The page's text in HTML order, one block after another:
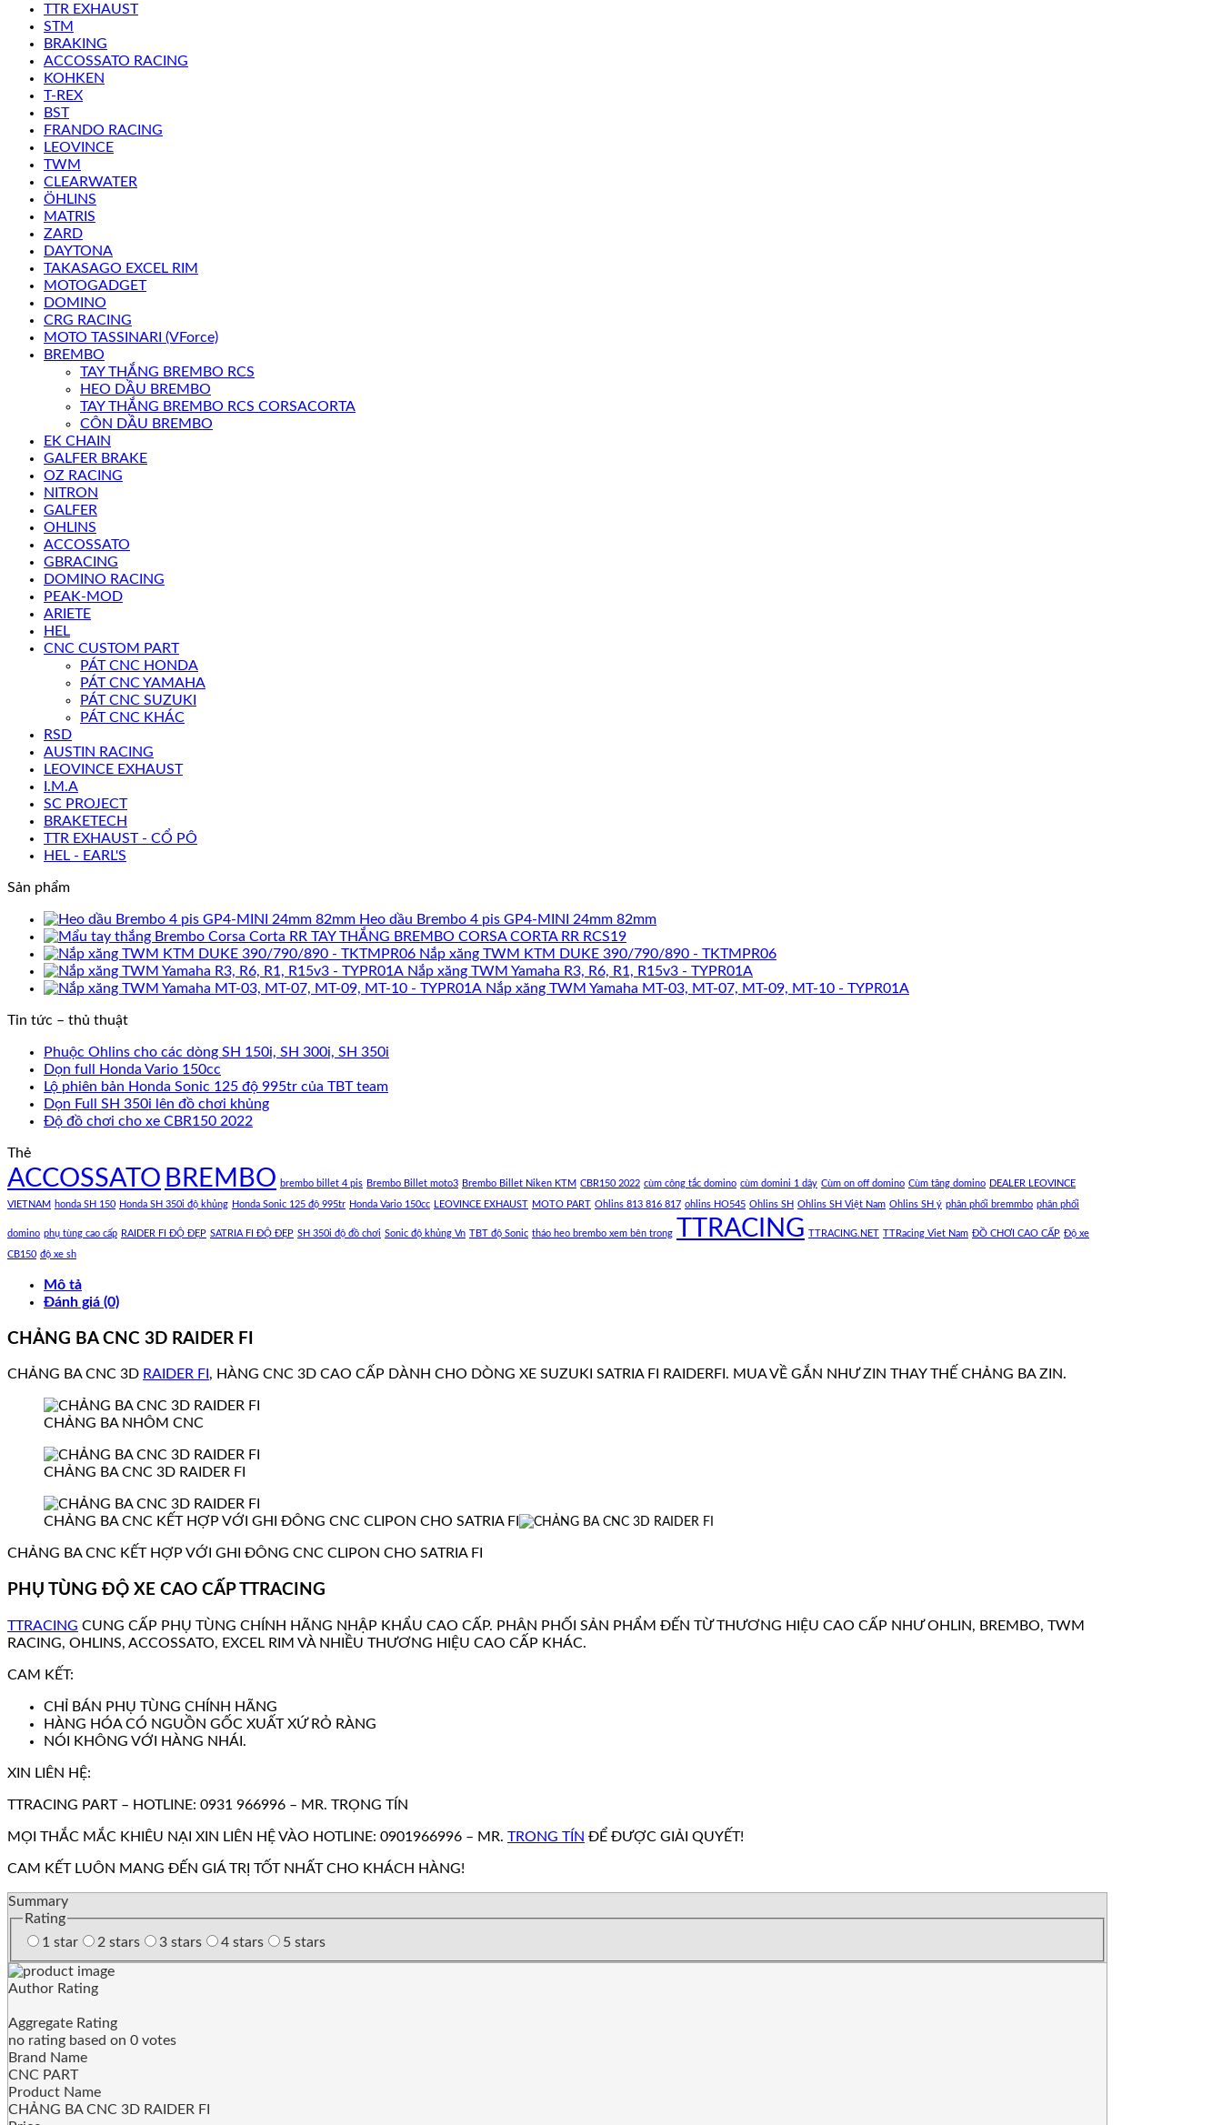
TTR EXHAUST
STM
BRAKING
ACCOSSATO RACING
KOHKEN
T-REX
BST
FRANDO RACING
LEOVINCE
TWM
CLEARWATER
ÖHLINS
MATRIS
ZARD
DAYTONA
TAKASAGO EXCEL RIM
MOTOGADGET
DOMINO
CRG RACING
MOTO TASSINARI (VForce)
BREMBO
TAY THẮNG BREMBO RCS
HEO DẦU BREMBO
TAY THẮNG BREMBO RCS CORSACORTA
CÔN DẦU BREMBO
EK CHAIN
GALFER BRAKE
OZ RACING
NITRON
GALFER
OHLINS
ACCOSSATO
GBRACING
DOMINO RACING
PEAK-MOD
ARIETE
HEL
CNC CUSTOM PART
PÁT CNC HONDA
PÁT CNC YAMAHA
PÁT CNC SUZUKI
PÁT CNC KHÁC
RSD
AUSTIN RACING
LEOVINCE EXHAUST
I.M.A
SC PROJECT
BRAKETECH
TTR EXHAUST - CỔ PÔ
HEL - EARL'S
Sản phẩm
Heo dầu Brembo 4 pis GP4-MINI 24mm 82mm
TAY THẮNG BREMBO CORSA CORTA RR RCS19
Nắp xăng TWM KTM DUKE 390/790/890 - TKTMPR06
Nắp xăng TWM Yamaha R3, R6, R1, R15v3 - TYPR01A
Nắp xăng TWM Yamaha MT-03, MT-07, MT-09, MT-10 - TYPR01A
Tin tức – thủ thuật
Phuộc Ohlins cho các dòng SH 150i, SH 300i, SH 350i
Dọn full Honda Vario 150cc
Lộ phiên bản Honda Sonic 125 độ 995tr của TBT team
Dọn Full SH 350i lên đồ chơi khủng
Độ đồ chơi cho xe CBR150 2022
Thẻ
ACCOSSATO BREMBO brembo billet 4 pis Brembo Billet moto3 Brembo Billet Niken KTM CBR150 2022 cùm công tắc domino cùm domini 1 dây Cùm on off domino Cùm tăng domino DEALER LEOVINCE
VIETNAM honda SH 150 Honda SH 350i độ khủng Honda Sonic 125 độ 995tr Honda Vario 150cc LEOVINCE EXHAUST MOTO PART Ohlins 813 816 817 ohlins HO545 Ohlins SH Ohlins SH Việt Nam Ohlins SH ý phân phối bremmbo phân phối
domino phụ tùng cao cấp RAIDER FI ĐỘ ĐẸP SATRIA FI ĐỘ ĐẸP SH 350i độ đồ chơi Sonic độ khủng Vn TBT độ Sonic tháo heo brembo xem bên trong TTRACING TTRACING.NET TTRacing Viet Nam ĐỒ CHƠI CAO CẤP Độ xe
CB150 độ xe sh
Mô tả
Đánh giá (0)
CHẢNG BA CNC 3D RAIDER FI
CHẢNG BA CNC 3D RAIDER FI , HÀNG CNC 3D CAO CẤP DÀNH CHO DÒNG XE SUZUKI SATRIA FI RAIDERFI. MUA VỀ GẮN NHƯ ZIN THAY THẾ CHẢNG BA ZIN.
CHẢNG BA NHÔM CNC
CHẢNG BA CNC 3D RAIDER FI
CHẢNG BA CNC KẾT HỢP VỚI GHI ĐÔNG CNC CLIPON CHO SATRIA FI
CHẢNG BA CNC KẾT HỢP VỚI GHI ĐÔNG CNC CLIPON CHO SATRIA FI
PHỤ TÙNG ĐỘ XE CAO CẤP TTRACING
TTRACING CUNG CẤP PHỤ TÙNG CHÍNH HÃNG NHẬP KHẨU CAO CẤP. PHÂN PHỐI SẢN PHẨM ĐẾN TỪ THƯƠNG HIỆU CAO CẤP NHƯ OHLIN, BREMBO, TWM
RACING, OHLINS, ACCOSSATO, EXCEL RIM VÀ NHIỀU THƯƠNG HIỆU CAO CẤP KHÁC.
CAM KẾT:
CHỈ BÁN PHỤ TÙNG CHÍNH HÃNG
HÀNG HÓA CÓ NGUỒN GỐC XUẤT XỨ RỎ RÀNG
NÓI KHÔNG VỚI HÀNG NHÁI.
XIN LIÊN HỆ:
TTRACING PART – HOTLINE: 0931 966996 – MR. TRỌNG TÍN
MỌI THẮC MẮC KHIÊU NẠI XIN LIÊN HỆ VÀO HOTLINE: 0901966996 – MR. TRONG TÍN ĐỂ ĐƯỢC GIẢI QUYẾT!
CAM KẾT LUÔN MANG ĐẾN GIÁ TRỊ TỐT NHẤT CHO KHÁCH HÀNG!
Summary
Rating
1 star
2 stars 3 stars 4 stars 5 stars
Author Rating
Aggregate Rating
no rating based on 0 votes
Brand Name
CNC PART
Product Name
CHẢNG BA CNC 3D RAIDER FI